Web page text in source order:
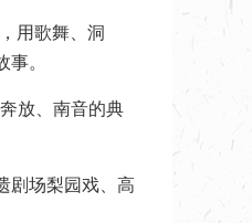
用歌舞、洞
。
放、南音的典
剧场梨园戏、高